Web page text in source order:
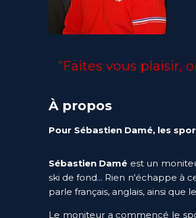
“Faites vous plaisir,
À propos
Pour Sébastien Damé, les
Sébastien Damé est un
ski de fond... Rien n'échappe à
parle français, anglais, ainsi que
Le moniteur a commencé le